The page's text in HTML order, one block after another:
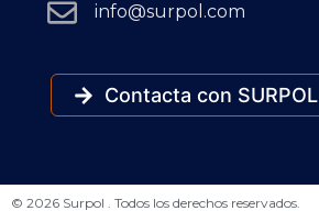
info@surpol.com
Contacta con SURPOL
© 2026 Surpol . Todos los derechos reservados.